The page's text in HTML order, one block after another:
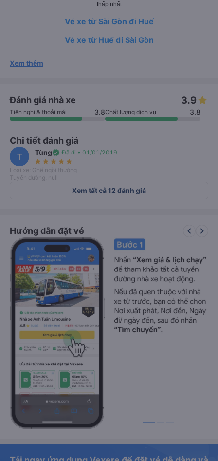
thấp nhất
Vé xe từ Sài Gòn đi Huế
Vé xe từ Huế đi Sài Gòn
Xem thêm
Đánh giá nhà xe 3.9
Tiện nghi & thoải mái 3.8Chất lượng dịch vụ 3.8
Chi tiết đánh giá
T Tùngverified Đã đi • 01/01/2019
star_rate star_rate star_rate star_rate star_rate
Loại xe: Ghế ngồi thường
Tuyến đường: null
Xem tất cả 12 đánh giá
Hướng dẫn đặt vé keyboard_arrow_left keyboard_arrow_right